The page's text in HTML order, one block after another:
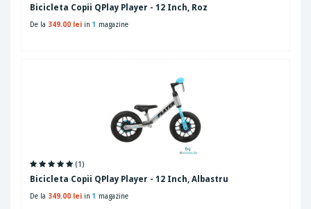
Bicicleta Copii QPlay Player - 12 Inch, Roz
De la 349.00 lei in 1 magazine
(1)
Bicicleta Copii QPlay Player - 12 Inch, Albastru
De la 349.00 lei in 1 magazine